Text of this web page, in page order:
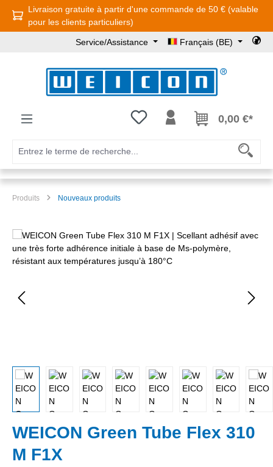
Passer au contenu principal
Livraison gratuite à partir d'une commande de 50 € (valable
pour les clients particuliers)
Service/Assistance Français (BE)
Vous avez 0 articles dans votre
0,00 €*
Produits Nouveaux produits
Ignorer la galerie d'images
WEICON Green Tube Flex 310
M F1X